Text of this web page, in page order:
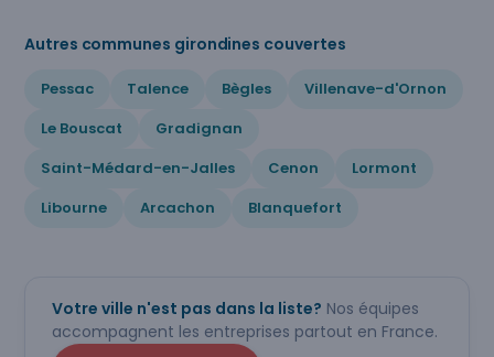
Autres communes girondines couvertes
Pessac Talence Bègles
Villenave-d'Ornon
Le Bouscat
Gradignan
Saint-Médard-en-Jalles
Cenon
Lormont
Libourne
Arcachon Blanquefort
Votre ville n'est pas dans la liste? Nos équipes
accompagnent les entreprises partout en France.